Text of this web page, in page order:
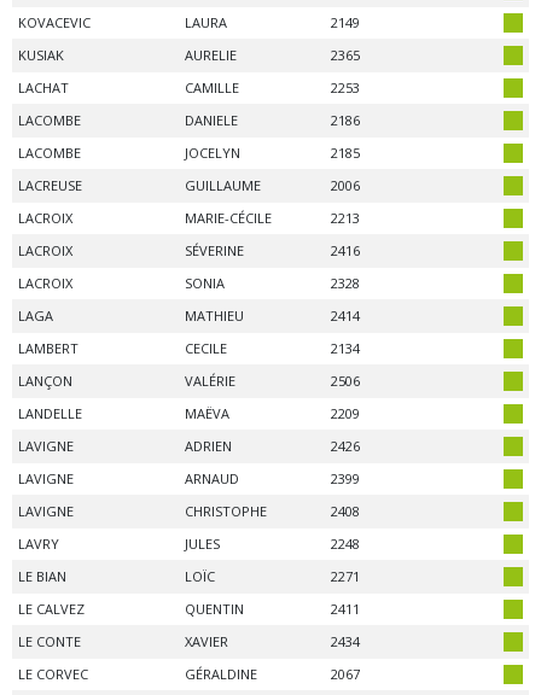
KOVACEVIC
LAURA
2149
KUSIAK
AURELIE
2365
LACHAT
CAMILLE
2253
LACOMBE
DANIELE
2186
LACOMBE
JOCELYN
2185
LACREUSE
GUILLAUME
2006
LACROIX
MARIE-CÉCILE
2213
LACROIX
SÉVERINE
2416
LACROIX
SONIA
2328
LAGA
MATHIEU
2414
LAMBERT
CECILE
2134
LANÇON
VALÉRIE
2506
LANDELLE
MAËVA
2209
LAVIGNE
ADRIEN
2426
LAVIGNE
ARNAUD
2399
LAVIGNE
CHRISTOPHE
2408
LAVRY
JULES
2248
LE BIAN
LOÏC
2271
LE CALVEZ
QUENTIN
2411
LE CONTE
XAVIER
2434
LE CORVEC
GÉRALDINE
2067